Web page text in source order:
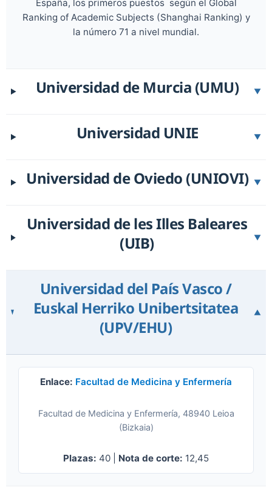
España, los primeros puestos según el Global
Ranking of Academic Subjects (Shanghai Ranking) y
la número 71 a nivel mundial.
Universidad de Murcia (UMU) ▼
Universidad UNIE ▼
Universidad de Oviedo (UNIOVI) ▼
Universidad de les Illes Baleares
(UIB)
▼
Universidad del País Vasco /
Euskal Herriko Unibertsitatea
(UPV/EHU)
▼
Enlace: Facultad de Medicina y Enfermería
Facultad de Medicina y Enfermería, 48940 Leioa
(Bizkaia)
Plazas: 40 | Nota de corte: 12,45